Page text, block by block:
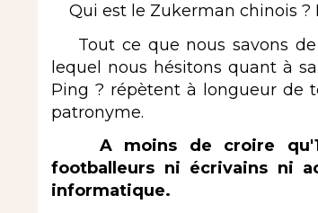
Qui est le Zukerman chinois ?
Tout ce que nous savons
lequel nous hésitons quant à
Ping ? répètent à longueur de
patronyme.
A moins de croire
footballeurs ni écrivains ni
informatique.